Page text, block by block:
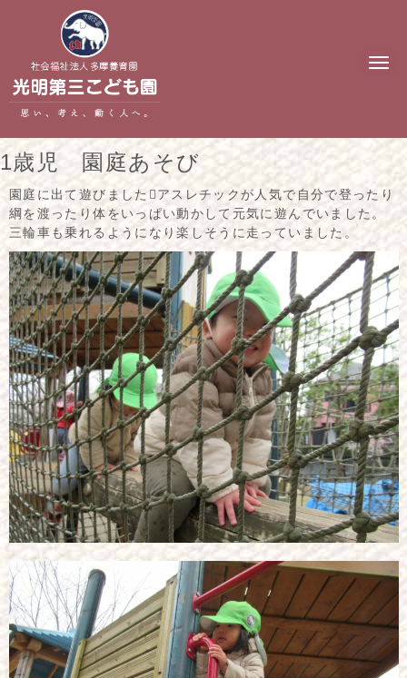
N
t
n
1歳児 園庭あそび
園庭に出て遊びましたアスレチックが人気で自分で登ったり
綱を渡ったり体をいっぱい動かして元気に遊んでいました。
三輪車も乗れるようになり楽しそうに走っていました。